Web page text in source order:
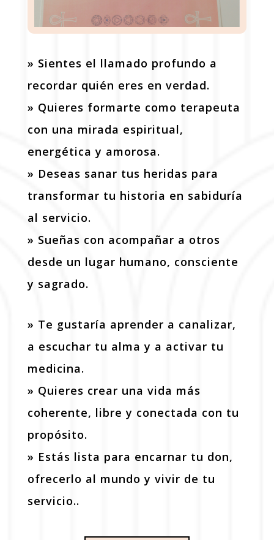
» Sientes el llamado profundo a
recordar quién eres en verdad.
» Quieres formarte como terapeuta
con una mirada espiritual,
energética y amorosa.
» Deseas sanar tus heridas para
transformar tu historia en sabiduría
al servicio.
» Sueñas con acompañar a otros
desde un lugar humano, consciente
y sagrado.
» Te gustaría aprender a canalizar,
a escuchar tu alma y a activar tu
medicina.
» Quieres crear una vida más
coherente, libre y conectada con tu
propósito.
» Estás lista para encarnar tu don,
ofrecerlo al mundo y vivir de tu
servicio..